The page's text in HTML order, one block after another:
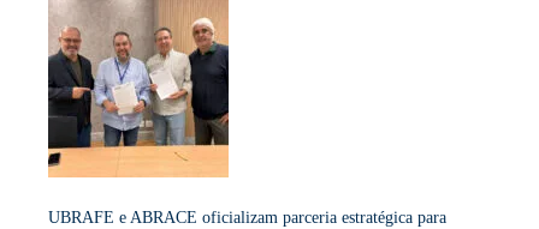
UBRAFE e ABRACE oficializam parceria estratégica para